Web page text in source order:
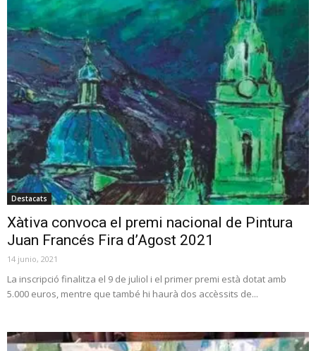
Destacats
Xàtiva convoca el premi nacional de Pintura
Juan Francés Fira d’Agost 2021
14 junio, 2021
La inscripció finalitza el 9 de juliol i el primer premi està dotat amb
5.000 euros, mentre que també hi haurà dos accèssits de...